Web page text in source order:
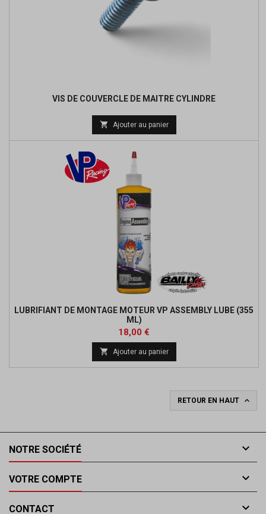
VIS DE COUVERCLE DE MAITRE CYLINDRE
 Ajouter au panier
LUBRIFIANT DE MONTAGE MOTEUR VP ASSEMBLY LUBE (355
ML)
Prix
18,00 €
 Ajouter au panier
RETOUR EN HAUT 
NOTRE SOCIÉTÉ 
VOTRE COMPTE 
CONTACT 